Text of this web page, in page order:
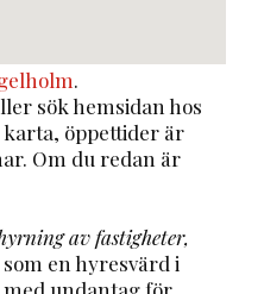
.
sök hemsidan hos
karta, öppettider är
Om du redan är
av fastigheter,
en hyresvärd i